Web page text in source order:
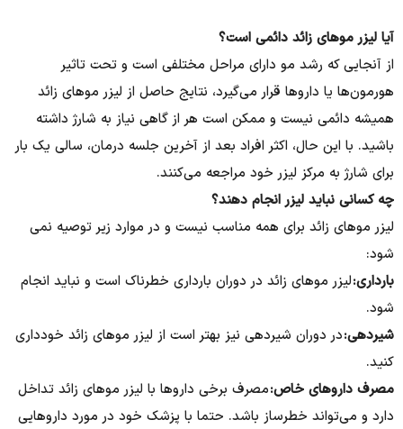
آیا لیزر موهای زائد دائمی است؟​
از آنجایی که رشد مو دارای مراحل مختلفی است و تحت تاثیر
هورمون‌ها یا داروها قرار می‌گیرد، نتایج حاصل از لیزر موهای زائد
همیشه دائمی نیست و ممکن است هر از گاهی نیاز به شارژ داشته
باشید. با این حال، اکثر افراد بعد از آخرین جلسه درمان، سالی یک بار
برای شارژ به مرکز لیزر خود مراجعه می‌کنند.
چه کسانی نباید لیزر انجام دهند؟​
لیزر موهای زائد برای همه مناسب نیست و در موارد زیر توصیه نمی
شود:
بارداری:لیزر موهای زائد در دوران بارداری خطرناک است و نباید انجام
شود.
شیردهی:در دوران شیردهی نیز بهتر است از لیزر موهای زائد خودداری
کنید.
مصرف داروهای خاص:مصرف برخی داروها با لیزر موهای زائد تداخل
دارد و می‌تواند خطرساز باشد. حتما با پزشک خود در مورد داروهایی